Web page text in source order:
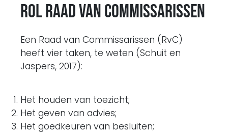
Rol Raad van Commissarissen
Een Raad van Commissarissen (RvC)
heeft vier taken, te weten (Schuit en
Jaspers, 2017):
Het houden van toezicht;
Het geven van advies;
Het goedkeuren van besluiten;